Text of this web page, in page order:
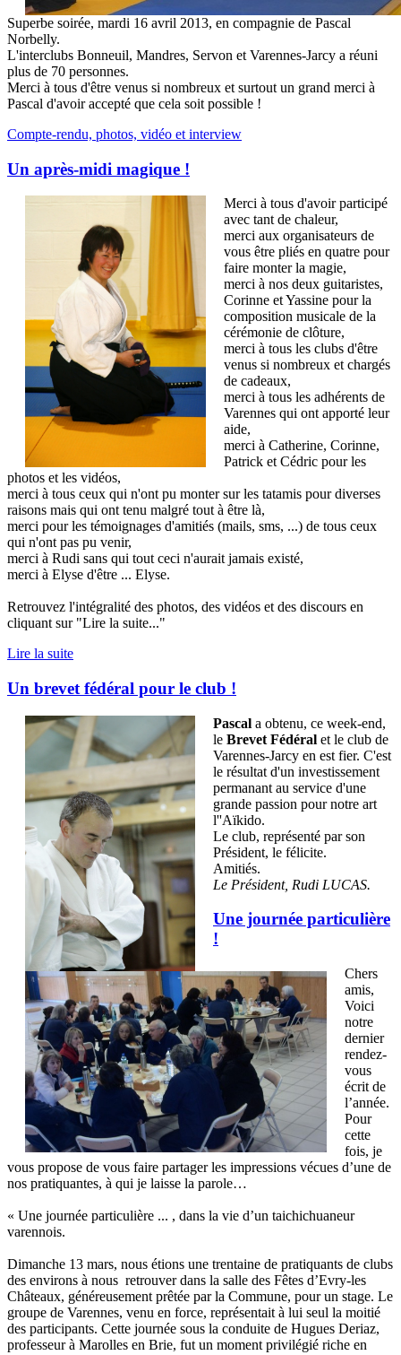
Superbe soirée, mardi 16 avril 2013, en compagnie de Pascal
Norbelly.
L'interclubs Bonneuil, Mandres, Servon et Varennes-Jarcy a réuni
plus de 70 personnes.
Merci à tous d'être venus si nombreux et surtout un grand merci à
Pascal d'avoir accepté que cela soit possible !
Compte-rendu, photos, vidéo et interview
Un après-midi magique !
Merci à tous d'avoir participé
avec tant de chaleur,
merci aux organisateurs de
vous être pliés en quatre pour
faire monter la magie,
merci à nos deux guitaristes,
Corinne et Yassine pour la
composition musicale de la
cérémonie de clôture,
merci à tous les clubs d'être
venus si nombreux et chargés
de cadeaux,
merci à tous les adhérents de
Varennes qui ont apporté leur
aide,
merci à Catherine, Corinne,
Patrick et Cédric pour les
photos et les vidéos,
merci à tous ceux qui n'ont pu monter sur les tatamis pour diverses
raisons mais qui ont tenu malgré tout à être là,
merci pour les témoignages d'amitiés (mails, sms, ...) de tous ceux
qui n'ont pas pu venir,
merci à Rudi sans qui tout ceci n'aurait jamais existé,
merci à Elyse d'être ... Elyse.
Retrouvez l'intégralité des photos, des vidéos et des discours en
cliquant sur "Lire la suite..."
Lire la suite
Un brevet fédéral pour le club !
Pascal a obtenu, ce week-end,
le Brevet Fédéral et le club de
Varennes-Jarcy en est fier. C'est
le résultat d'un investissement
permanant au service d'une
grande passion pour notre art
l''Aïkido.
Le club, représenté par son
Président, le félicite.
Amitiés.
Le Président, Rudi LUCAS.
Une journée particulière
!
Chers
amis,
Voici
notre
dernier
rendez-
vous
écrit de
l’année.
Pour
cette
fois, je
vous propose de vous faire partager les impressions vécues d’une de
nos pratiquantes, à qui je laisse la parole…
« Une journée particulière ... , dans la vie d’un taichichuaneur
varennois.
Dimanche 13 mars, nous étions une trentaine de pratiquants de clubs
des environs à nous retrouver dans la salle des Fêtes d’Evry-les
Châteaux, généreusement prêtée par la Commune, pour un stage. Le
groupe de Varennes, venu en force, représentait à lui seul la moitié
des participants. Cette journée sous la conduite de Hugues Deriaz,
professeur à Marolles en Brie, fut un moment privilégié riche en